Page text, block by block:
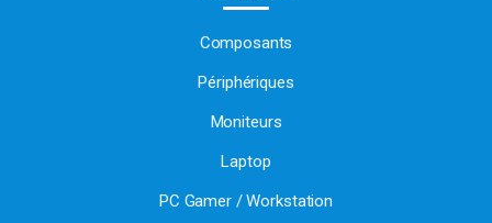
Composants
Périphériques
Moniteurs
Laptop
PC Gamer / Workstation